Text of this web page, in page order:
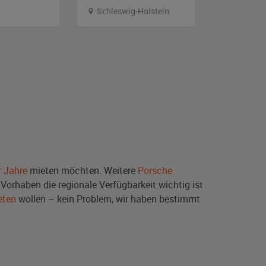
Schleswig-Holstein
Jahre mieten möchten. Weitere Porsche
die regionale Verfügbarkeit wichtig ist
wollen – kein Problem, wir haben bestimmt